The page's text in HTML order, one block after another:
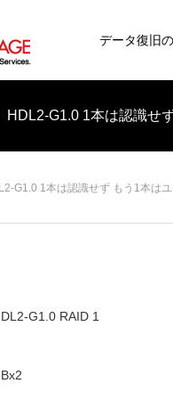
データ復旧
HDL2-G1.0 1本は認識せ
G1.0 1本は認識せず もう1本は
G1.0 RAID 1